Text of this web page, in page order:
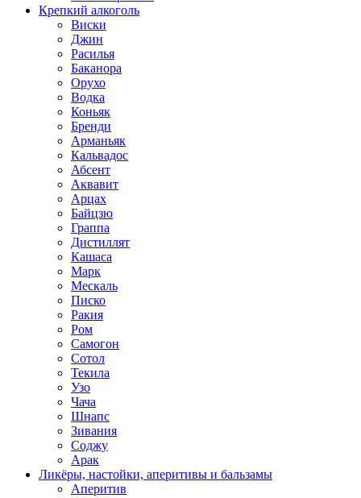
Крепкий алкоголь
Виски
Джин
Расилья
Баканора
Орухо
Водка
Коньяк
Бренди
Арманьяк
Кальвадос
Абсент
Аквавит
Арцах
Байцзю
Граппа
Дистиллят
Кашаса
Марк
Мескаль
Писко
Ракия
Ром
Самогон
Сотол
Текила
Узо
Чача
Шнапс
Зивания
Соджу
Арак
Ликёры, настойки, аперитивы и бальзамы
Аперитив